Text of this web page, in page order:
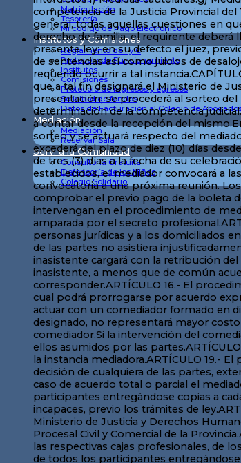
Matriculación
Tesorería
Mi código de Pago Electrónico
Institutos y Comisiones
Reglamento de I y C
Protocolo de Funcionamiento
Institutos
Comisiones
Protocolo de ingresos y egresos
Solicitud de fondos
Datos de Facturación al Colegio de
Mediación
Mediación
Reservar Sala
Serv. a la Comunidad
Consultoría Gratuita
Defensoría de los Niños
Colegio Solidario